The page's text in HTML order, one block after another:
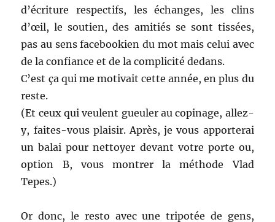
d’écriture respectifs, les échanges, les clins
d’œil, le soutien, des amitiés se sont tissées,
pas au sens facebookien du mot mais celui avec
de la confiance et de la complicité dedans.
C’est ça qui me motivait cette année, en plus du
reste.
(Et ceux qui veulent gueuler au copinage, allez-
y, faites-vous plaisir. Après, je vous apporterai
un balai pour nettoyer devant votre porte ou,
option B, vous montrer la méthode Vlad
Tepes.)
Or donc, le resto avec une tripotée de gens,